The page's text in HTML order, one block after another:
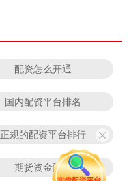
配资怎么开通
国内配资平台排名
正规的配资平台排行
期货资金配资